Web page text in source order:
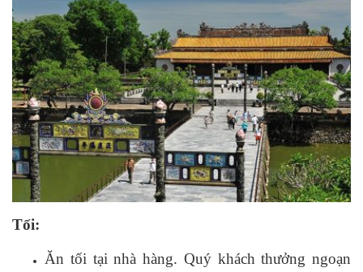
Tối:
Ăn tối tại nhà hàng. Quý khách thưởng ngoạn